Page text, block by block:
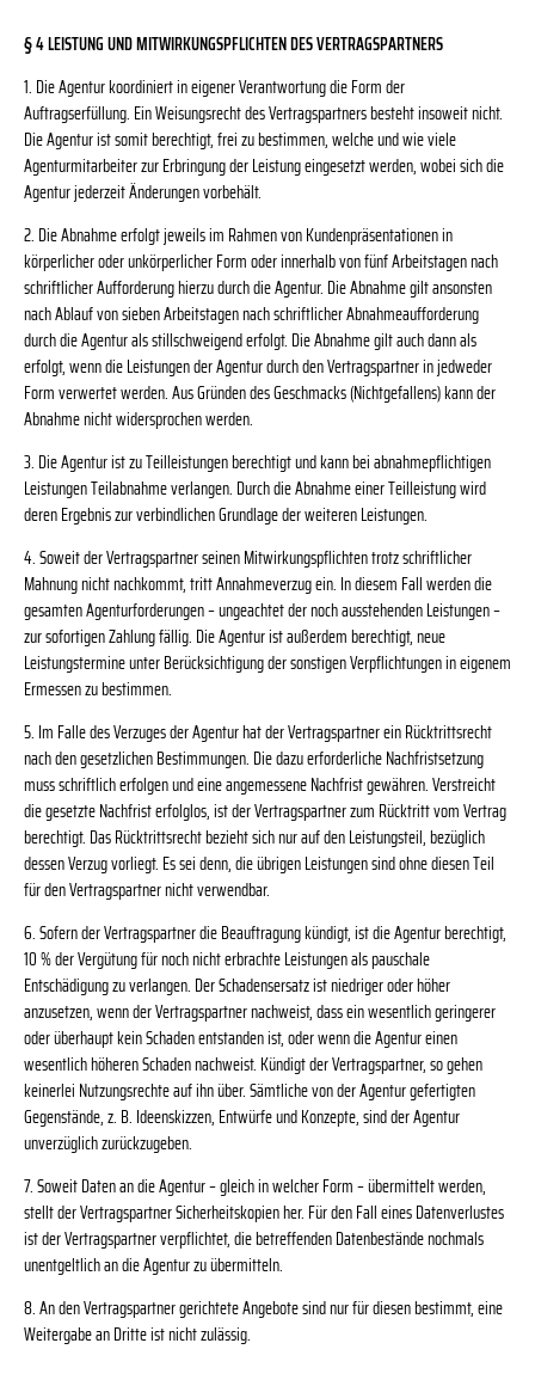
§ 4 LEISTUNG UND MITWIRKUNGSPFLICHTEN DES VERTRAGSPARTNERS
1. Die Agentur koordiniert in eigener Verantwortung die Form der
Auftragserfüllung. Ein Weisungsrecht des Vertragspartners besteht insoweit nicht.
Die Agentur ist somit berechtigt, frei zu bestimmen, welche und wie viele
Agenturmitarbeiter zur Erbringung der Leistung eingesetzt werden, wobei sich die
Agentur jederzeit Änderungen vorbehält.
2. Die Abnahme erfolgt jeweils im Rahmen von Kundenpräsentationen in
körperlicher oder unkörperlicher Form oder innerhalb von fünf Arbeitstagen nach
schriftlicher Aufforderung hierzu durch die Agentur. Die Abnahme gilt ansonsten
nach Ablauf von sieben Arbeitstagen nach schriftlicher Abnahmeaufforderung
durch die Agentur als stillschweigend erfolgt. Die Abnahme gilt auch dann als
erfolgt, wenn die Leistungen der Agentur durch den Vertragspartner in jedweder
Form verwertet werden. Aus Gründen des Geschmacks (Nichtgefallens) kann der
Abnahme nicht widersprochen werden.
3. Die Agentur ist zu Teilleistungen berechtigt und kann bei abnahmepflichtigen
Leistungen Teilabnahme verlangen. Durch die Abnahme einer Teilleistung wird
deren Ergebnis zur verbindlichen Grundlage der weiteren Leistungen.
4. Soweit der Vertragspartner seinen Mitwirkungspflichten trotz schriftlicher
Mahnung nicht nachkommt, tritt Annahmeverzug ein. In diesem Fall werden die
gesamten Agenturforderungen – ungeachtet der noch ausstehenden Leistungen –
zur sofortigen Zahlung fällig. Die Agentur ist außerdem berechtigt, neue
Leistungstermine unter Berücksichtigung der sonstigen Verpflichtungen in eigenem
Ermessen zu bestimmen.
5. Im Falle des Verzuges der Agentur hat der Vertragspartner ein Rücktrittsrecht
nach den gesetzlichen Bestimmungen. Die dazu erforderliche Nachfristsetzung
muss schriftlich erfolgen und eine angemessene Nachfrist gewähren. Verstreicht
die gesetzte Nachfrist erfolglos, ist der Vertragspartner zum Rücktritt vom Vertrag
berechtigt. Das Rücktrittsrecht bezieht sich nur auf den Leistungsteil, bezüglich
dessen Verzug vorliegt. Es sei denn, die übrigen Leistungen sind ohne diesen Teil
für den Vertragspartner nicht verwendbar.
6. Sofern der Vertragspartner die Beauftragung kündigt, ist die Agentur berechtigt,
10 % der Vergütung für noch nicht erbrachte Leistungen als pauschale
Entschädigung zu verlangen. Der Schadensersatz ist niedriger oder höher
anzusetzen, wenn der Vertragspartner nachweist, dass ein wesentlich geringerer
oder überhaupt kein Schaden entstanden ist, oder wenn die Agentur einen
wesentlich höheren Schaden nachweist. Kündigt der Vertragspartner, so gehen
keinerlei Nutzungsrechte auf ihn über. Sämtliche von der Agentur gefertigten
Gegenstände, z. B. Ideenskizzen, Entwürfe und Konzepte, sind der Agentur
unverzüglich zurückzugeben.
7. Soweit Daten an die Agentur – gleich in welcher Form – übermittelt werden,
stellt der Vertragspartner Sicherheitskopien her. Für den Fall eines Datenverlustes
ist der Vertragspartner verpflichtet, die betreffenden Datenbestände nochmals
unentgeltlich an die Agentur zu übermitteln.
8. An den Vertragspartner gerichtete Angebote sind nur für diesen bestimmt, eine
Weitergabe an Dritte ist nicht zulässig.